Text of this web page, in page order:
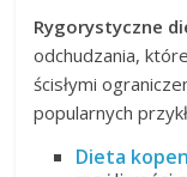
Rygorystyczne
odchudzania,
ścisłymi
popularnych
Dieta